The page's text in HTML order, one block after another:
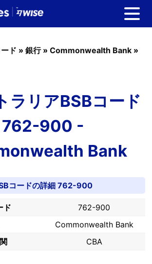
ド » 銀行» Commonwealth Bank »
ラリアBSBコード
762-900 -
Bank
コードの詳細 762-900
ド
762-900
Commonwealth Bank
CBA